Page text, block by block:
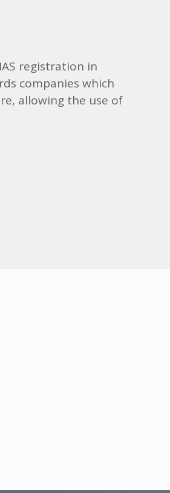
registration in
companies which
allowing the use of